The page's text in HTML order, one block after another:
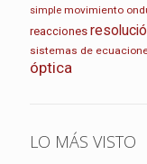
simple movimiento
reacciones
sistemas de
óptica
LO MÁS VISTO